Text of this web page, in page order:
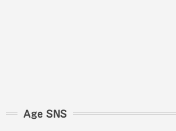
Age SNS